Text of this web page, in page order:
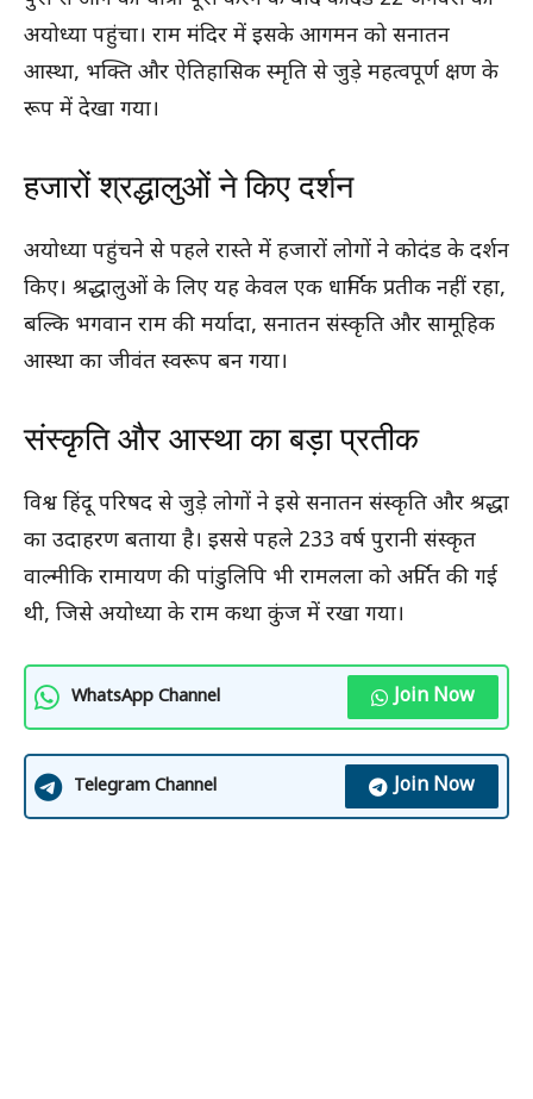
अयोध्या पहुंचा। राम मंदिर में इसके आगमन को सनातन
आस्था, भक्ति और ऐतिहासिक स्मृति से जुड़े महत्वपूर्ण क्षण के
रूप में देखा गया।
हजारों श्रद्धालुओं ने किए दर्शन
अयोध्या पहुंचने से पहले रास्ते में हजारों लोगों ने कोदंड के दर्शन
किए। श्रद्धालुओं के लिए यह केवल एक धार्मिक प्रतीक नहीं रहा,
बल्कि भगवान राम की मर्यादा, सनातन संस्कृति और सामूहिक
आस्था का जीवंत स्वरूप बन गया।
संस्कृति और आस्था का बड़ा प्रतीक
विश्व हिंदू परिषद से जुड़े लोगों ने इसे सनातन संस्कृति और श्रद्धा
का उदाहरण बताया है। इससे पहले 233 वर्ष पुरानी संस्कृत
वाल्मीकि रामायण की पांडुलिपि भी रामलला को अर्पित की गई
थी, जिसे अयोध्या के राम कथा कुंज में रखा गया।
WhatsApp Channel Join Now
Telegram Channel Join Now